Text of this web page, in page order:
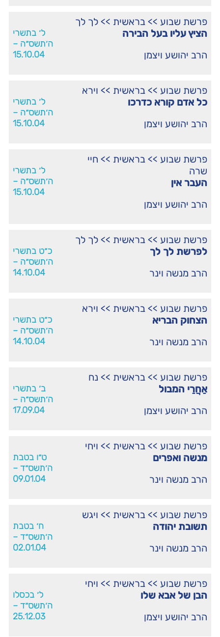
פרשת שבוע >> בראשית >> לך לך
הציץ עליו בעל הבירה
הרב יהושע ויצמן
ל׳ בתשרי
ה׳תשס״ה –
15.10.04
פרשת שבוע >> בראשית >> וירא
כל אדם קורא כדרכו
הרב יהושע ויצמן
ל׳ בתשרי
ה׳תשס״ה –
15.10.04
פרשת שבוע >> בראשית >> חיי
שרה
העבר אין
הרב יהושע ויצמן
ל׳ בתשרי
ה׳תשס״ה –
15.10.04
פרשת שבוע >> בראשית >> לך לך
לפרשת לך לך
הרב מנשה וינר
כ״ט בתשרי
ה׳תשס״ה –
14.10.04
פרשת שבוע >> בראשית >> וירא
הצחוק הבריא
הרב מנשה וינר
כ״ט בתשרי
ה׳תשס״ה –
14.10.04
פרשת שבוע >> בראשית >> נח
אַחֲרַי המבול
הרב יהושע ויצמן
ב׳ בתשרי
ה׳תשס״ה –
17.09.04
פרשת שבוע >> בראשית >> ויחי
מנשה ואפרים
הרב מנשה וינר
ט״ו בטבת
ה׳תשס״ד –
09.01.04
פרשת שבוע >> בראשית >> ויגש
תשובת יהודה
הרב מנשה וינר
ח׳ בטבת
ה׳תשס״ד –
02.01.04
פרשת שבוע >> בראשית >> ויחי
הבן של אבא שלו
הרב יהושע ויצמן
ל׳ בכסלו
ה׳תשס״ד –
25.12.03